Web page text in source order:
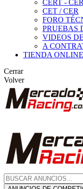
CERT -
CET / CER
FORO
PRUEBAS
VIDEOS
A
TIENDA ONLINE
Cerrar
Volver
ANUNCIOS DE